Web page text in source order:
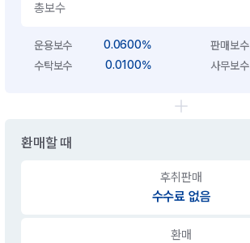
총보수
운용보수 0.0600% 판매보수
수탁보수
0.0100% 사무보수
환매할 때
후취판매
수수료 없음
환매